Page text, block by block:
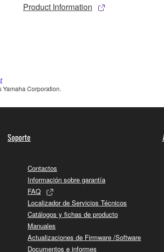
Product Information
Yamaha Corporation.
Soporte
Contactos
Información sobre garantía
FAQ
Localizador de Servicios Técnicos
Catálogos y fichas de producto
Manuales
Actualizaciones de Firmware /Software
Documentos e informes